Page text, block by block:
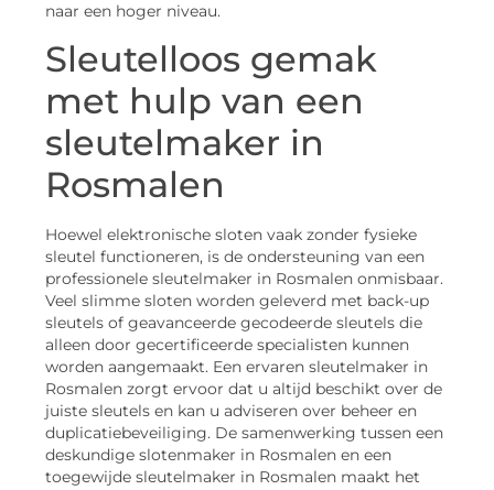
naar een hoger niveau.
Sleutelloos gemak
met hulp van een
sleutelmaker in
Rosmalen
Hoewel elektronische sloten vaak zonder fysieke
sleutel functioneren, is de ondersteuning van een
professionele sleutelmaker in Rosmalen onmisbaar.
Veel slimme sloten worden geleverd met back-up
sleutels of geavanceerde gecodeerde sleutels die
alleen door gecertificeerde specialisten kunnen
worden aangemaakt. Een ervaren sleutelmaker in
Rosmalen zorgt ervoor dat u altijd beschikt over de
juiste sleutels en kan u adviseren over beheer en
duplicatiebeveiliging. De samenwerking tussen een
deskundige slotenmaker in Rosmalen en een
toegewijde sleutelmaker in Rosmalen maakt het